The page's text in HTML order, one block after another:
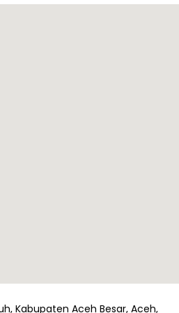
Kabupaten Aceh Besar, Aceh,